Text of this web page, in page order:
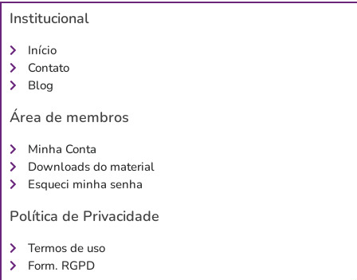
Institucional
Início
Contato
Blog
Área de membros
Minha Conta
Downloads do material
Esqueci minha senha
Política de Privacidade
Termos de uso
Form. RGPD